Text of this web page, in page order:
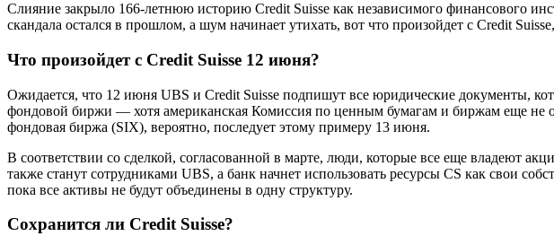
Слияние закрыло 166-летнюю историю Credit Suisse как независимого финансового
скандала остался в прошлом, а шум начинает утихать, вот что произойдет с Credit
Что произойдет с Credit Suisse 12 июня?
Ожидается, что 12 июня UBS и Credit Suisse подпишут все юридические документы,
фондовой биржи — хотя американская Комиссия по ценным бумагам и биржам еще не
фондовая биржа (SIX), вероятно, последует этому примеру 13 июня.
В соответствии со сделкой, согласованной в марте, люди, которые все еще владеют
также станут сотрудниками UBS, а банк начнет использовать ресурсы CS как свои
пока все активы не будут объединены в одну структуру.
Сохранится ли Credit Suisse?